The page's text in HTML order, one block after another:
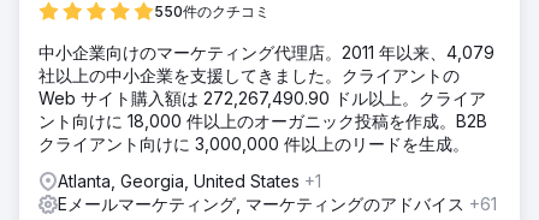
550件のクチコミ
中小企業向けのマーケティング代理店。2011 年以来、4,079
社以上の中小企業を支援してきました。クライアントの
Web サイト購入額は 272,267,490.90 ドル以上。クライア
ント向けに 18,000 件以上のオーガニック投稿を作成。B2B
クライアント向けに 3,000,000 件以上のリードを生成。
Atlanta, Georgia, United States +1
Eメールマーケティング, マーケティングのアドバイス +61